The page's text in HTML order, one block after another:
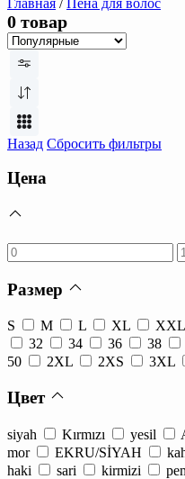
0 товар
Назад Сбросить фильтры
Цена
Размер
S M L XL XXL
32
34 36 38
50
2XL 2XS 3XL
Цвет
siyah Kırmızı yesil
mor
EKRU/SİYAH
haki
sari kirmizi